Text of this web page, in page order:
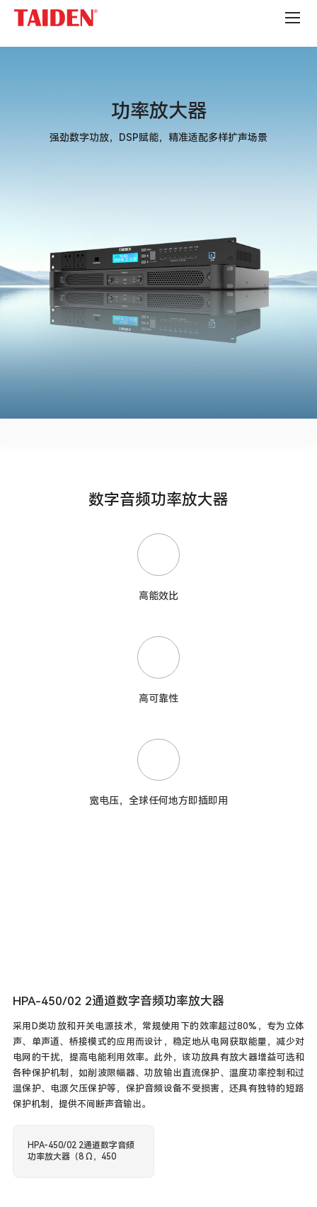
功率放大器
强劲数字功放，DSP赋能，精准适配多样扩声场景
数字音频功率放大器
高能效比
高可靠性
宽电压，全球任何地方即插即用
HPA-450/02 2通道数字音频功率放大器
采用D类功放和开关电源技术，常规使用下的效率超过80%，专为立体
声、单声道、桥接模式的应用而设计，稳定地从电网获取能量，减少对
电网的干扰，提高电能利用效率。此外，该功放具有放大器增益可选和
各种保护机制，如削波限幅器、功放输出直流保护、温度功率控制和过
温保护、电源欠压保护等，保护音频设备不受损害，还具有独特的短路
保护机制，提供不间断声音输出。
HPA-450/02 2通道数字音频
功率放大器（8 Ω，450